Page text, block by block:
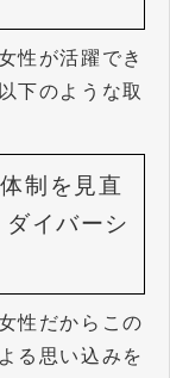
性が活躍でき
下のような取
体制を見直
ダイバーシ
性だからこの
る思い込みを